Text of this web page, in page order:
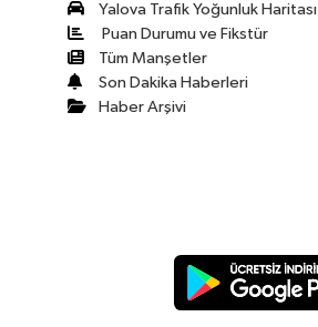
Yalova Trafik Yoğunluk Haritası
Puan Durumu ve Fikstür
Tüm Manşetler
Son Dakika Haberleri
Haber Arşivi